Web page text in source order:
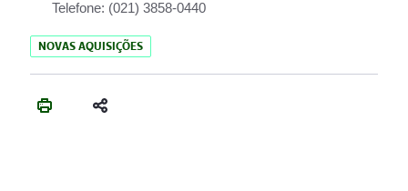
Telefone: (021) 3858-0440
NOVAS AQUISIÇÕES